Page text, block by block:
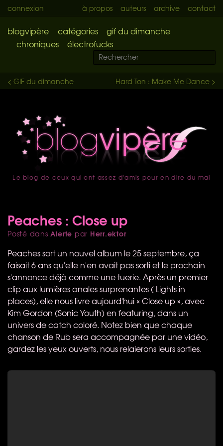
connexion à propos auteurs archive contact
blogvipère catégories
gif du dimanche
chroniques
électrofucks
Hard Ton : Make Me Dance >
< GIF du dimanche
accueil
Le blog de ceux qui ont assez d'amis pour en dire du mal
Peaches : Close up
Posté dansAlerte par Herr.ektor
Peaches sort un nouvel album le 25 septembre, ça
faisait 6 ans qu'elle n'en avait pas sorti et le prochain
s'annonce déjà comme une tuerie. Après un premier
clip aux lumières anales surprenantes ( Lights in
places), elle nous livre aujourd'hui « Close up », avec
Kim Gordon (Sonic Youth) en featuring, dans un
univers de catch coloré. Notez bien que chaque
chanson de Rub sera accompagnée par une vidéo,
gardez les yeux ouverts, nous relaierons leurs sorties.